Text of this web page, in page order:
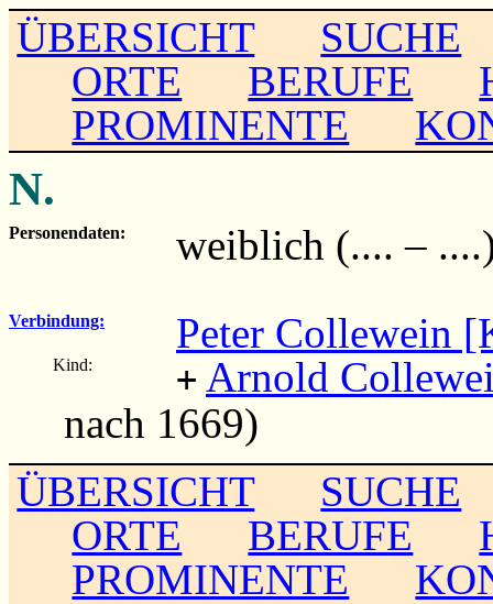
ÜBERSICHT
SUCHE
ORTE
BERUFE
PROMINENTE
N.
Personendaten: weiblich (.... –
Verbindung: Peter Collewein
Kind: + Arnold
nach 1669)
ÜBERSICHT
SUCHE
ORTE
BERUFE
PROMINENTE